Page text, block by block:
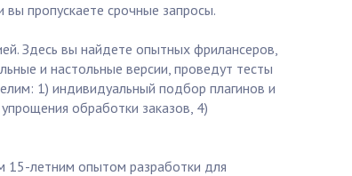
пропускаете срочные запросы.
Здесь вы найдете опытных фрилансеров,
и настольные версии, проведут тесты
1) индивидуальный подбор плагинов и
обработки заказов, 4)
15-летним опытом разработки для